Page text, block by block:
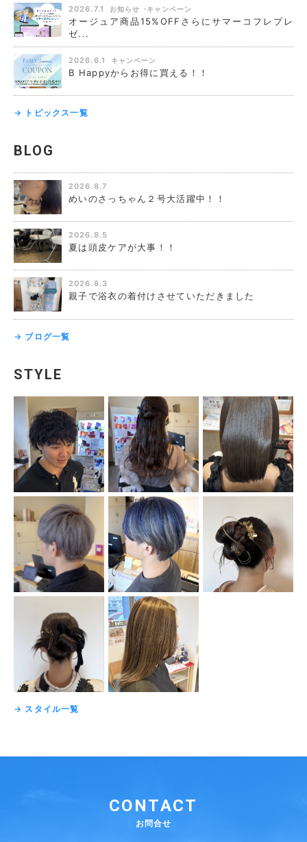
2026.7.1 お知らせ キャンペーン
オージュア商品15%OFFさらにサマーコフレプレ
ゼ...
2026.6.1 キャンペーン
B Happyからお得に買える！！
→ トピックス一覧
BLOG
2026.8.7
めいのさっちゃん２号大活躍中！！
2026.8.5
夏は頭皮ケアが大事！！
2026.8.3
親子で浴衣の着付けさせていただきました
→ ブログ一覧
STYLE
→ スタイル一覧
CONTACT
お問合せ